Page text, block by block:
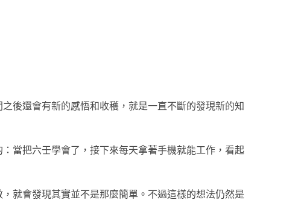
後還會有新的感悟和收穫，就是一直不斷的發現新的知
當把六壬學會了，接下來每天拿著手機就能工作，看起
就會發現其實並不是那麼簡單。不過這樣的想法仍然是